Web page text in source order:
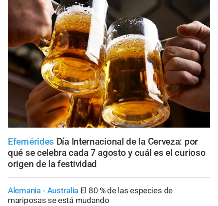
Efemérides Día Internacional de la Cerveza: por
qué se celebra cada 7 agosto y cuál es el curioso
origen de la festividad
Alemania - Australia El 80 % de las especies de
mariposas se está mudando